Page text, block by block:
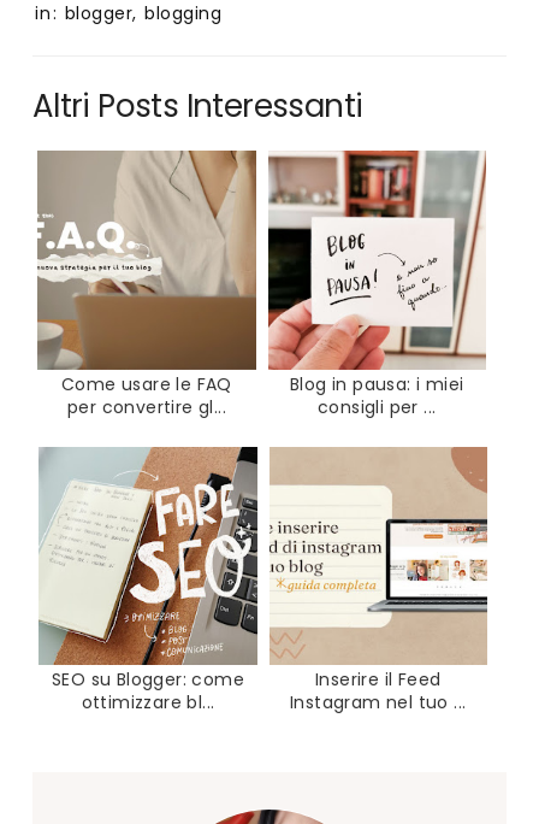
in: blogger,blogging
Altri Posts Interessanti
Come usare le FAQ
per convertire gl...
Blog in pausa: i miei
consigli per ...
SEO su Blogger: come
ottimizzare bl...
Inserire il Feed
Instagram nel tuo ...